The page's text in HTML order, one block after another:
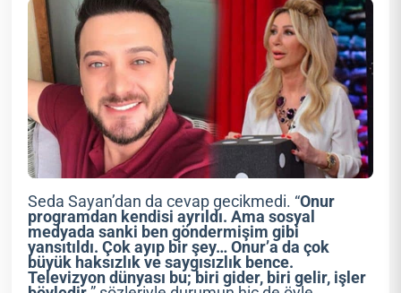
Seda Sayan’dan da cevap gecikmedi. “Onur
programdan kendisi ayrıldı. Ama sosyal
medyada sanki ben göndermişim gibi
yansıtıldı. Çok ayıp bir şey… Onur’a da çok
büyük haksızlık ve saygısızlık bence.
Televizyon dünyası bu; biri gider, biri gelir, işler